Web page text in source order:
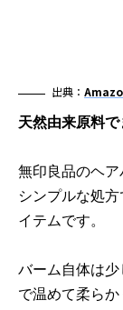
出典：
天然由来原料
無印良品のヘ
シンプルな処
イテムです。
バーム自体は
で温めて柔ら